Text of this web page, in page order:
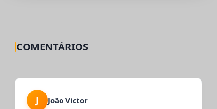
COMENTÁRIOS
J João Victor